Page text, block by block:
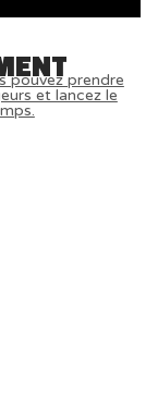
pouvez prendre
et lancez le